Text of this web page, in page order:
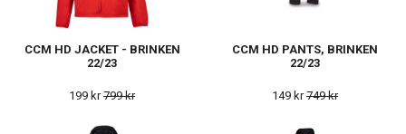
CCM HD JACKET - BRINKEN
22/23
199 kr799 kr
CCM HD PANTS, BRINKEN
22/23
149 kr749 kr